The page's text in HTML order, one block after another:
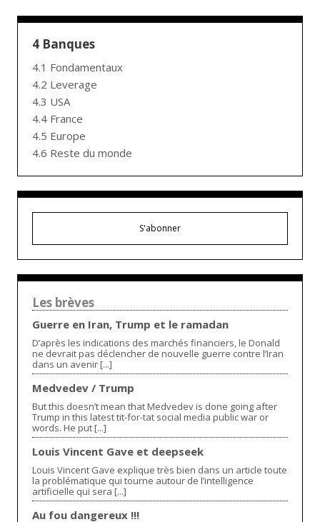
4 Banques
4.1 Fondamentaux
4.2 Leverage
4.3 USA
4.4 France
4.5 Europe
4.6 Reste du monde
S'abonner
Les brèves
Guerre en Iran, Trump et le ramadan
D’après les indications des marchés financiers, le Donald
ne devrait pas déclencher de nouvelle guerre contre l’Iran
dans un avenir [...]
Medvedev / Trump
But this doesn’t mean that Medvedev is done going after
Trump in this latest tit-for-tat social media public war or
words. He put [...]
Louis Vincent Gave et deepseek
Louis Vincent Gave explique très bien dans un article toute
la problématique qui tourne autour de l’intelligence
artificielle qui sera [...]
Au fou dangereux !!!